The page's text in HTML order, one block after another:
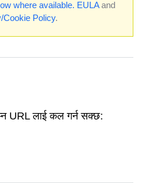
where available. EULAand
Cookie Policy.
URL लाई कल गर्न सक्छ: